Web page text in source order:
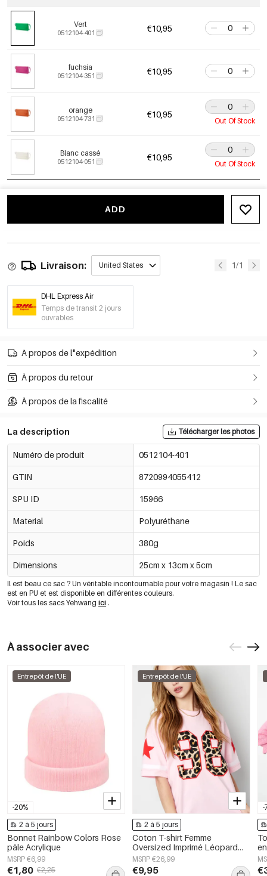
Vert
0512104-401 €10,95
fuchsia
0512104-351 €10,95
orange
0512104-731 €10,95
Out Of Stock
Blanc cassé
0512104-051 €10,95
Out Of Stock
ADD
Livraison: United States 1/1
DHL Express Air
Temps de transit 2 jours
ouvrables
À propos de l"expédition
À propos du retour
À propos de la fiscalité
La description Télécharger les photos
Numéro de produit 0512104-401
GTIN 8720994055412
SPU ID 15966
Material Polyuréthane
Poids 380g
Dimensions 25cm x 13cm x 5cm
Il est beau ce sac ? Un véritable incontournable pour votre magasin ! Le sac
est en PU et est disponible en différentes couleurs.
Voir tous les sacs Yehwang ici .
À associer avec
-20%
Entrepôt de l'UE
2 à 5 jours
Bonnet Rainbow Colors Rose
pâle Acrylique
MSRP €6,99
€1,80 €2,25
Entrepôt de l'UE
2 à 5 jours
Coton T-shirt Femme
Oversized Imprimé Léopard
Numéro 98
MSRP €26,99
€9,95
-